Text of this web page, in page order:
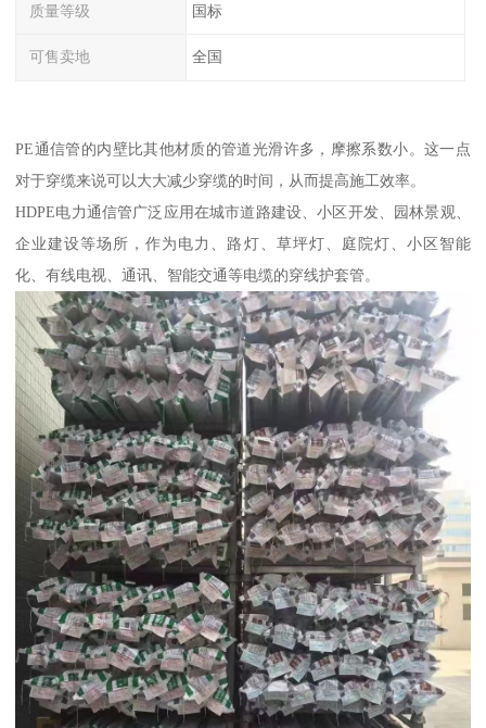
质量等级 国标
可售卖地 全国
PE通信管的内壁比其他材质的管道光滑许多，摩擦系数小。这一点
对于穿缆来说可以大大减少穿缆的时间，从而提高施工效率。
HDPE电力通信管广泛应用在城市道路建设、小区开发、园林景观、
企业建设等场所，作为电力、路灯、草坪灯、庭院灯、小区智能
化、有线电视、通讯、智能交通等电缆的穿线护套管。